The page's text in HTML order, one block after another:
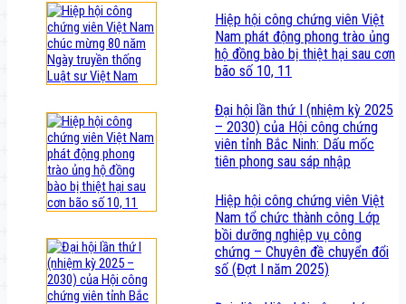
Hiệp hội công chứng viên Việt
Nam phát động phong trào ủng
hộ đồng bào bị thiệt hại sau cơn
bão số 10, 11
Đại hội lần thứ I (nhiệm kỳ 2025
– 2030) của Hội công chứng
viên tỉnh Bắc Ninh: Dấu mốc
tiên phong sau sáp nhập
Hiệp hội công chứng viên Việt
Nam tổ chức thành công Lớp
bồi dưỡng nghiệp vụ công
chứng – Chuyên đề chuyển đổi
số (Đợt I năm 2025)